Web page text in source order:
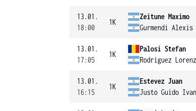
13.01.
18:00
1K
Zeitune Maximo
Gurmendi Alexis
13.01.
17:05
1K
Palosi Stefan
Rodriguez
13.01.
16:15
1K
Estevez Juan
Justo Guido Ivan